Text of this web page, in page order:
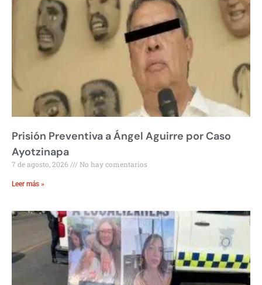
Prisión Preventiva a Ángel Aguirre por Caso
Ayotzinapa
7 de agosto, 2026 No hay comentarios
Leer más »